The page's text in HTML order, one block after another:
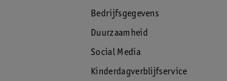
Bedrijfsgegevens
Duurzaamheid
Social Media
Kinderdagverblijfservice